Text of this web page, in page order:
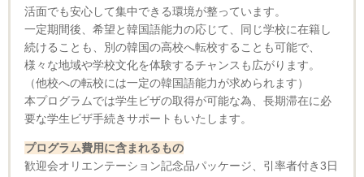
活面でも安心して集中できる環境が整っています。
一定期間後、希望と韓国語能力の応じて、同じ学校に在籍し
続けることも、別の韓国の高校へ転校することも可能で、
様々な地域や学校文化を体験するチャンスも広がります。
（他校への転校には一定の韓国語能力が求められます）
本プログラムでは学生ビザの取得が可能な為、長期滞在に必
要な学生ビザ手続きサポートもいたします。
プログラム費用に含まれるもの
歓迎会オリエンテーション記念品パッケージ、引率者付き3日